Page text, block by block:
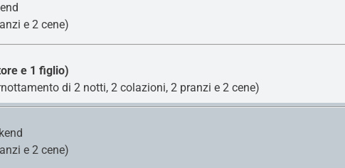
e 2 cene)
e 1 figlio)
di 2 notti, 2 colazioni, 2 pranzi e 2 cene)
e 2 cene)